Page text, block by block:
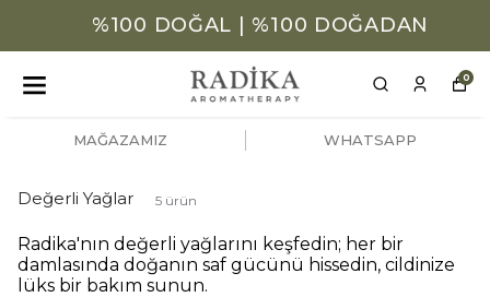
%100 DOĞAL | %100 DOĞADAN
0
MAĞAZAMIZ WHATSAPP
Değerli Yağlar 5 ürün
Radika'nın değerli yağlarını keşfedin; her bir
damlasında doğanın saf gücünü hissedin, cildinize
lüks bir bakım sunun.